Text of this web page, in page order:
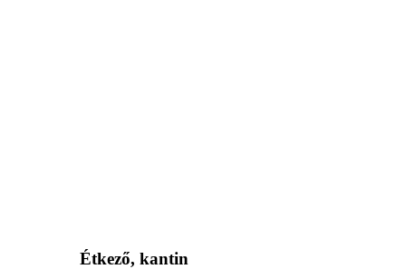
Étkező, kantin